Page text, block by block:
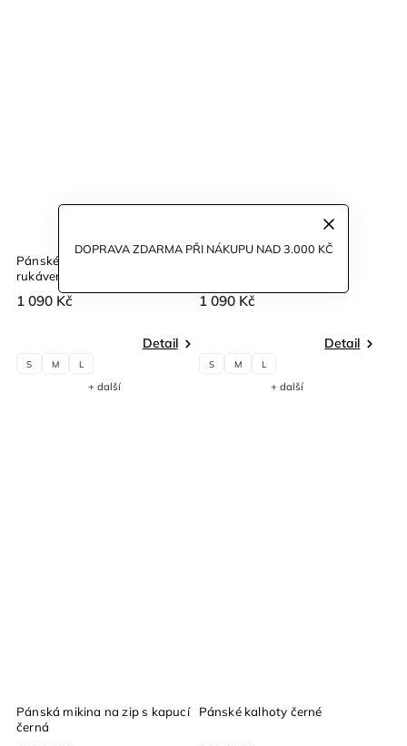
DOPRAVA ZDARMA PŘI NÁKUPU NAD 3.000 KČ
Pánské tričko s krátkým
rukávem bílé
1 090 Kč
Detail
S M L
+ další
1 090 Kč
Detail
S M L
+ další
Pánská mikina na zip s kapucí
černá
Pánské kalhoty černé